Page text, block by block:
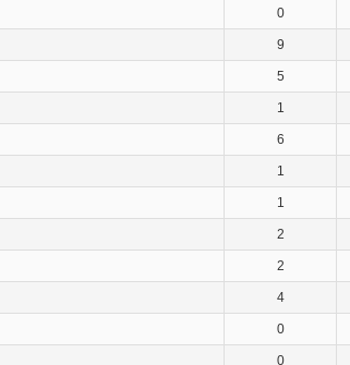
0
9
5
1
6
1
1
2
2
4
0
0